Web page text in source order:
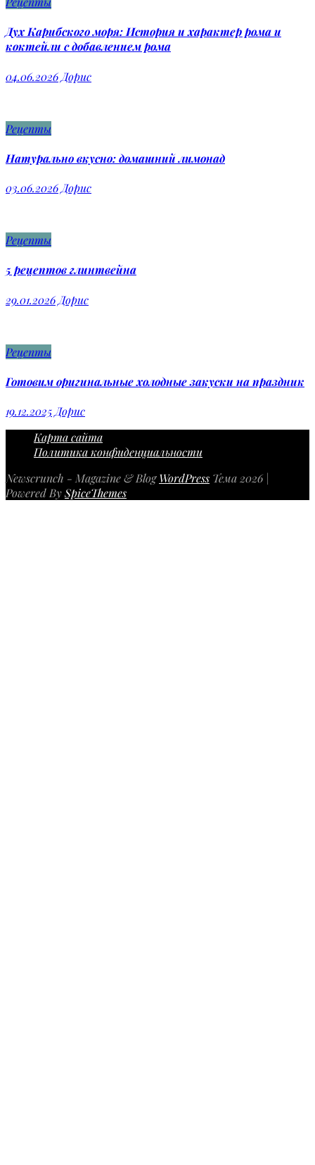
Дух Карибского моря: История и характер рома и
коктейли с добавлением рома
04.06.2026 Дорис
Рецепты
Натурально вкусно: домашний лимонад
03.06.2026 Дорис
Рецепты
5 рецептов глинтвейна
29.01.2026 Дорис
Рецепты
Готовим оригинальные холодные закуски на праздник
19.12.2025 Дорис
Карта сайта
Политика конфиденциальности
Newscrunch - Magazine & BlogWordPress Тема 2026 |
Powered BySpiceThemes